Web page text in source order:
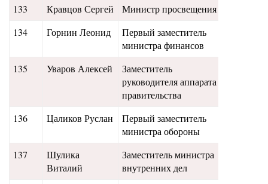
133 Кравцов Сергей Министр просвещения
134
Горнин Леонид
Первый заместитель
министра финансов
135 Уваров Алексей
Заместитель
руководителя аппарата
правительства
136 Цаликов Руслан
Первый заместитель
министра обороны
137
Шулика
Виталий
Заместитель министра
внутренних дел